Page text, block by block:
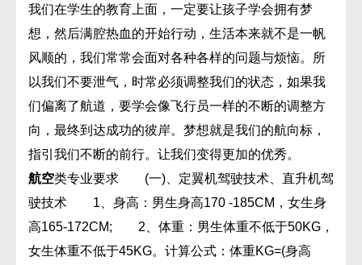
我们在学生的教育上面，一定要让孩子学会拥有梦
想，然后满腔热血的开始行动，生活本来就不是一帆
风顺的，我们常常会面对各种各样的问题与烦恼。所
以我们不要泄气，时常必须调整我们的状态，如果我
们偏离了航道，要学会像飞行员一样的不断的调整方
向，最终到达成功的彼岸。梦想就是我们的航向标，
指引我们不断的前行。让我们变得更加的优秀。
航空类专业要求 (一)、定翼机驾驶技术、直升机驾
驶技术 1、身高：男生身高170 -185CM，女生身
高165-172CM; 2、体重：男生体重不低于50KG，
女生体重不低于45KG。计算公式：体重KG=(身高